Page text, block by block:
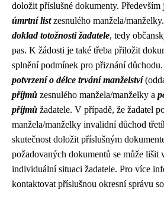
doložit příslušné dokumenty. Především
úmrtní listzesnulého manžela/
doklad totožnosti žadatele, tedy
pas. K žádosti je také třeba přiložit
splnění podmínek pro přiznání
potvrzení o délce trvání manželství
příjmů zesnulého manžela/manželky a
příjmů žadatele. V případě, že žadatel
manžela/manželky invalidní důchod
skutečnost doložit příslušným
požadovaných dokumentů se může lišit
individuální situaci žadatele. Pro více
kontaktovat příslušnou okresní správu